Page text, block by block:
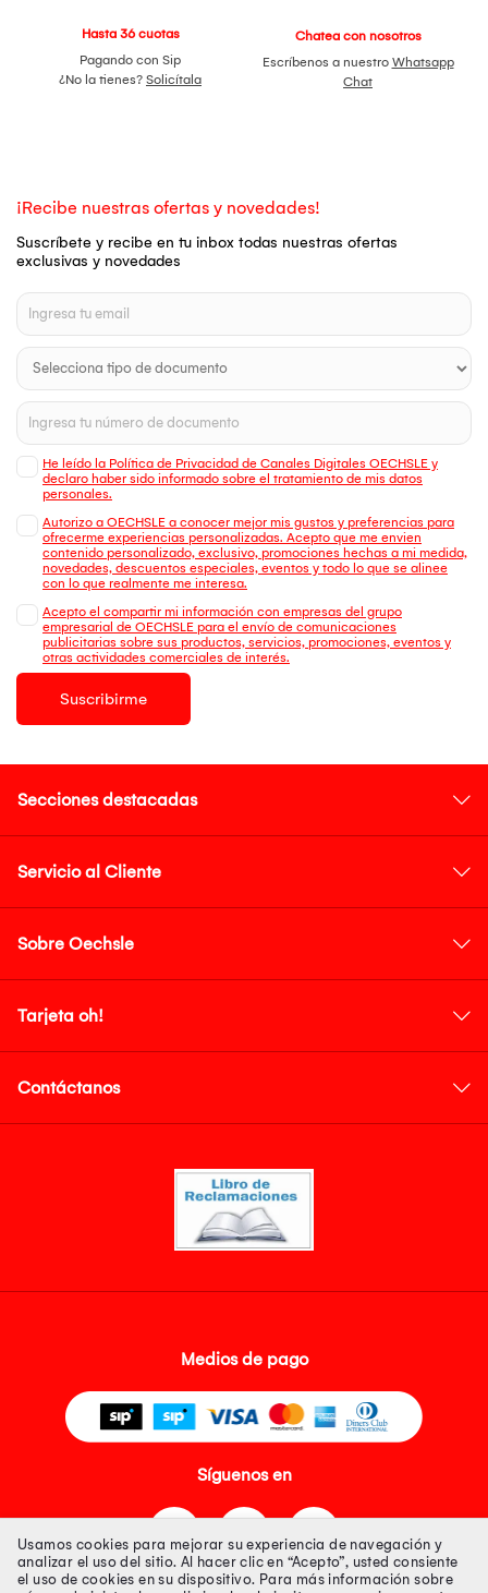
Hasta 36 cuotas
Pagando con Sip
¿No la tienes? Solicítala
Chatea con nosotros
Escríbenos a nuestro Whatsapp
Chat
¡Recibe nuestras ofertas y novedades!
Suscríbete y recibe en tu inbox todas nuestras ofertas
exclusivas y novedades
He leído la Política de Privacidad de Canales Digitales OECHSLE y
declaro haber sido informado sobre el tratamiento de mis datos
personales.
Autorizo a OECHSLE a conocer mejor mis gustos y preferencias para
ofrecerme experiencias personalizadas. Acepto que me envien
contenido personalizado, exclusivo, promociones hechas a mi medida,
novedades, descuentos especiales, eventos y todo lo que se alinee
con lo que realmente me interesa.
Acepto el compartir mi información con empresas del grupo
empresarial de OECHSLE para el envío de comunicaciones
publicitarias sobre sus productos, servicios, promociones, eventos y
otras actividades comerciales de interés.
Suscribirme
Secciones destacadas
Servicio al Cliente
Sobre Oechsle
Tarjeta oh!
Contáctanos
Medios de pago
Síguenos en
Usamos cookies para mejorar su experiencia de navegación y
analizar el uso del sitio. Al hacer clic en “Acepto”, usted consiente
el uso de cookies en su dispositivo. Para más información sobre